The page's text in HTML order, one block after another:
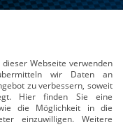
News
Webseite verwenden
wir Daten an
zu verbessern, soweit
Hier finden Sie eine
die Möglichkeit in die
einzuwilligen. Weitere